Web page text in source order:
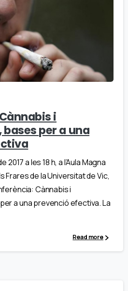
i
per a una
2017 a les 18 h, a l’Aula Magna
Frares de la Universitat de Vic,
Cànnabis i
a una prevenció efectiva. La
Read more